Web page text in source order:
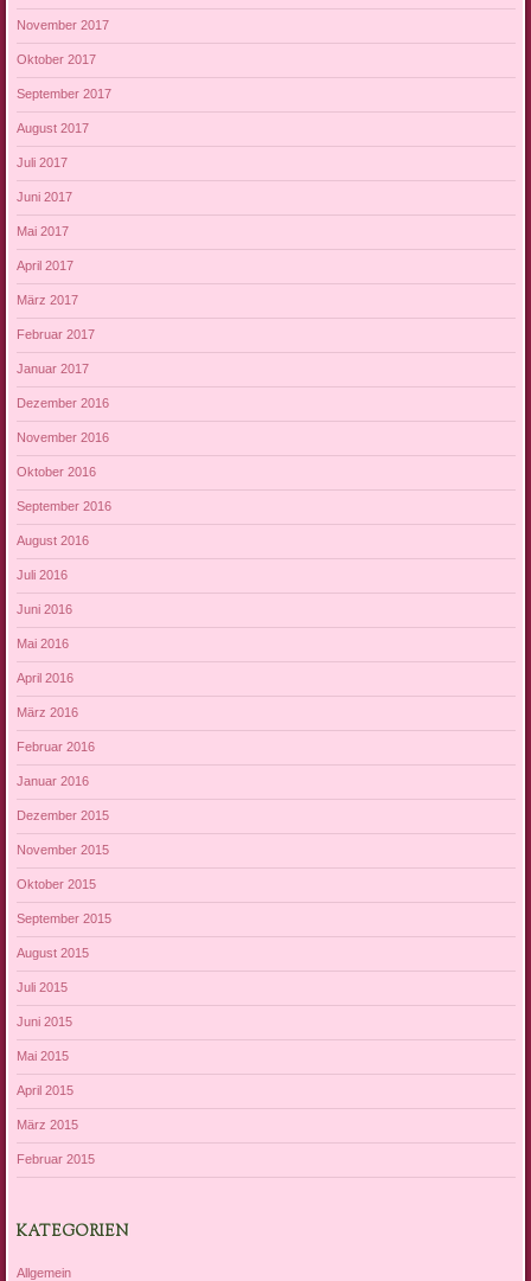
November 2017
Oktober 2017
September 2017
August 2017
Juli 2017
Juni 2017
Mai 2017
April 2017
März 2017
Februar 2017
Januar 2017
Dezember 2016
November 2016
Oktober 2016
September 2016
August 2016
Juli 2016
Juni 2016
Mai 2016
April 2016
März 2016
Februar 2016
Januar 2016
Dezember 2015
November 2015
Oktober 2015
September 2015
August 2015
Juli 2015
Juni 2015
Mai 2015
April 2015
März 2015
Februar 2015
KATEGORIEN
Allgemein